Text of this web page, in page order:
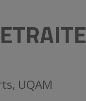
UQAM